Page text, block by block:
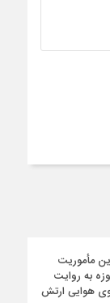
مأموریت
۴۰ روزه به روایت
هوایی ارتش